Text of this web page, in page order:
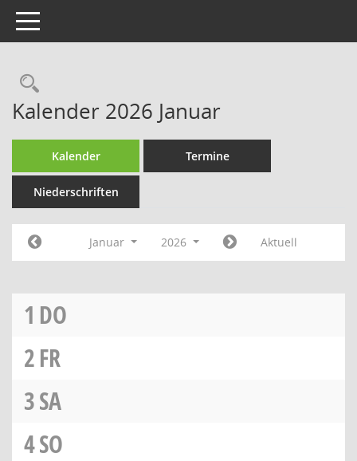
Toggle navigation
Rechercheauswahl
Kalender 2026 Januar
Kalender Termine
Niederschriften
Januar 2026 Aktuell
1 DO
2FR
3SA
4SO